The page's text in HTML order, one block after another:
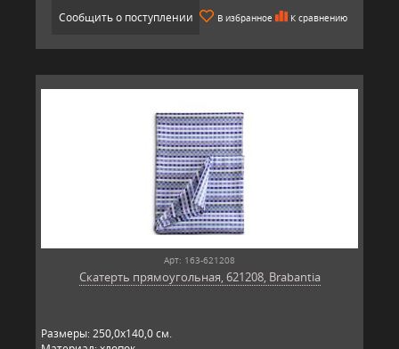
Сообщить о поступлении В избранное К сравнению
Арт: 163-621208
Скатерть прямоугольная, 621208, Brabantia
Размеры: 250,0х140,0 см.